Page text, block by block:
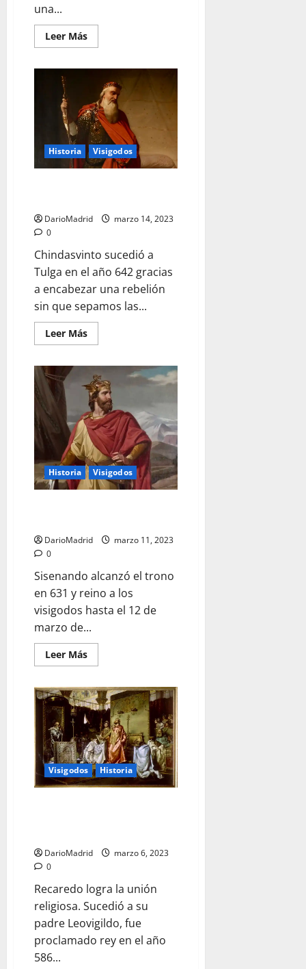
una...
Leer MásLeer
más
rey
visigodo
que
accedió
al
poder
con
esparto
Historia Visigodos
DarioMadrid
marzo 14, 2023
0
Chindasvinto sucedió a
Tulga en el año 642 gracias
a encabezar una rebelión
sin que sepamos las...
Leer MásLeer
más
Chindasvinto,
el
terrible
rey
anciano
Historia Visigodos
DarioMadrid
marzo 11, 2023
0
Sisenando alcanzó el trono
en 631 y reino a los
visigodos hasta el 12 de
marzo de...
Leer MásLeer
más
Sisenando,
un
rey
ilegítimo
que
sacralizó
la
monarquía
Visigodos Historia
DarioMadrid
marzo 6, 2023
0
Recaredo logra la unión
religiosa. Sucedió a su
padre Leovigildo, fue
proclamado rey en el año
586...